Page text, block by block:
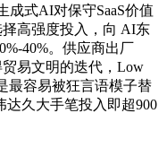
成式AI对保守SaaS价值
高强度投入，向 AI东
40%。供应商出厂
易文明的迭代，Low
最容易被狂言语模子替
达久大手笔投入即超900